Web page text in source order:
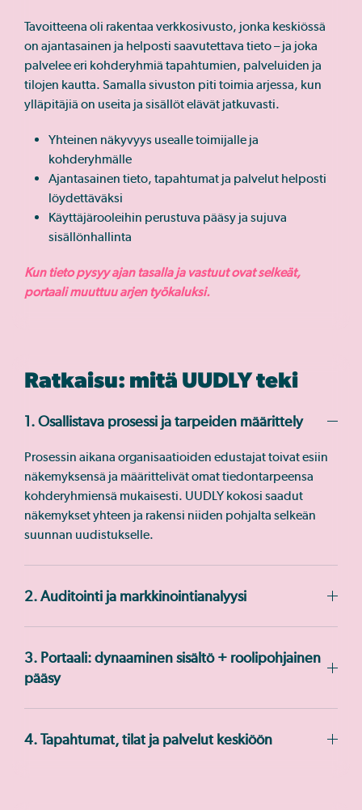
Tavoitteena oli rakentaa verkkosivusto, jonka keskiössä
on ajantasainen ja helposti saavutettava tieto – ja joka
palvelee eri kohderyhmiä tapahtumien, palveluiden ja
tilojen kautta. Samalla sivuston piti toimia arjessa, kun
ylläpitäjiä on useita ja sisällöt elävät jatkuvasti.
Yhteinen näkyvyys usealle toimijalle ja
kohderyhmälle
Ajantasainen tieto, tapahtumat ja palvelut helposti
löydettäväksi
Käyttäjärooleihin perustuva pääsy ja sujuva
sisällönhallinta
Kun tieto pysyy ajan tasalla ja vastuut ovat selkeät,
portaali muuttuu arjen työkaluksi.
Ratkaisu: mitä UUDLY teki
1. Osallistava prosessi ja tarpeiden määrittely
Prosessin aikana organisaatioiden edustajat toivat esiin
näkemyksensä ja määrittelivät omat tiedontarpeensa
kohderyhmiensä mukaisesti. UUDLY kokosi saadut
näkemykset yhteen ja rakensi niiden pohjalta selkeän
suunnan uudistukselle.
2. Auditointi ja markkinointianalyysi
3. Portaali: dynaaminen sisältö + roolipohjainen
pääsy
4. Tapahtumat, tilat ja palvelut keskiöön